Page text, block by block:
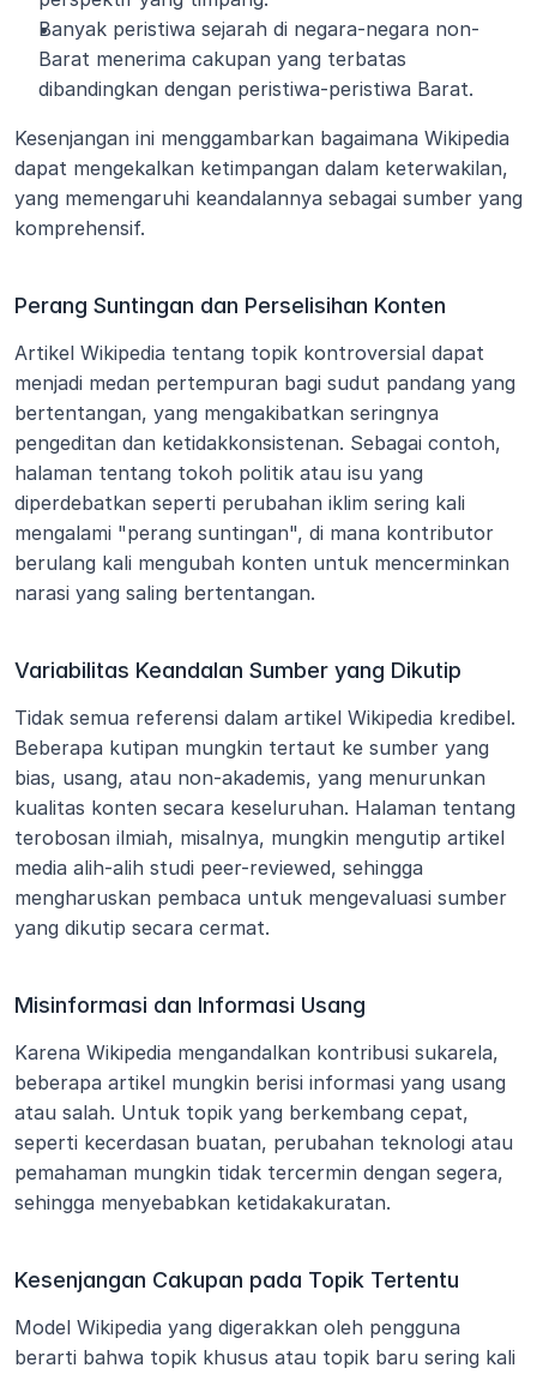
Banyak peristiwa sejarah di negara-negara non-
Barat menerima cakupan yang terbatas
dibandingkan dengan peristiwa-peristiwa Barat.
Kesenjangan ini menggambarkan bagaimana Wikipedia
dapat mengekalkan ketimpangan dalam keterwakilan,
yang memengaruhi keandalannya sebagai sumber yang
komprehensif.
Perang Suntingan dan Perselisihan Konten
Artikel Wikipedia tentang topik kontroversial dapat
menjadi medan pertempuran bagi sudut pandang yang
bertentangan, yang mengakibatkan seringnya
pengeditan dan ketidakkonsistenan. Sebagai contoh,
halaman tentang tokoh politik atau isu yang
diperdebatkan seperti perubahan iklim sering kali
mengalami "perang suntingan", di mana kontributor
berulang kali mengubah konten untuk mencerminkan
narasi yang saling bertentangan.
Variabilitas Keandalan Sumber yang Dikutip
Tidak semua referensi dalam artikel Wikipedia kredibel.
Beberapa kutipan mungkin tertaut ke sumber yang
bias, usang, atau non-akademis, yang menurunkan
kualitas konten secara keseluruhan. Halaman tentang
terobosan ilmiah, misalnya, mungkin mengutip artikel
media alih-alih studi peer-reviewed, sehingga
mengharuskan pembaca untuk mengevaluasi sumber
yang dikutip secara cermat.
Misinformasi dan Informasi Usang
Karena Wikipedia mengandalkan kontribusi sukarela,
beberapa artikel mungkin berisi informasi yang usang
atau salah. Untuk topik yang berkembang cepat,
seperti kecerdasan buatan, perubahan teknologi atau
pemahaman mungkin tidak tercermin dengan segera,
sehingga menyebabkan ketidakakuratan.
Kesenjangan Cakupan pada Topik Tertentu
Model Wikipedia yang digerakkan oleh pengguna
berarti bahwa topik khusus atau topik baru sering kali